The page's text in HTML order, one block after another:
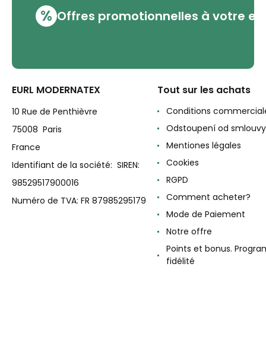
% Offres promotionnelles à votre
EURL MODERNATEX
10 Rue de Penthièvre
75008 Paris
France
Identifiant de la société: SIREN:
98529517900016
Numéro de TVA: FR 87985295179
Tout sur les achats
Conditions
Odstoupení od smlouvy
Mentiones légales
Cookies
RGPD
Comment acheter?
Mode de Paiement
Notre offre
Points et bonus.
fidélité